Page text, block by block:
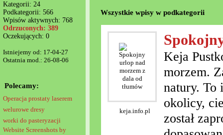
Kategorii: 24
Podkategorii: 566
Wpisów aktywnych: 768
Odrzuconych: 389
Oczekujących: 0
Istniejemy od: 17-04-27
Ostatnia mod.: 26-08-06
Polecamy:
Operacja prostaty laserem
welurowe dresy
worki do pasteryzacji
Website Screenshots by
Wszystkie wpisy w podkategorii
keja.info.pl
Keja
morzem.
natury. To
okolicy,
został